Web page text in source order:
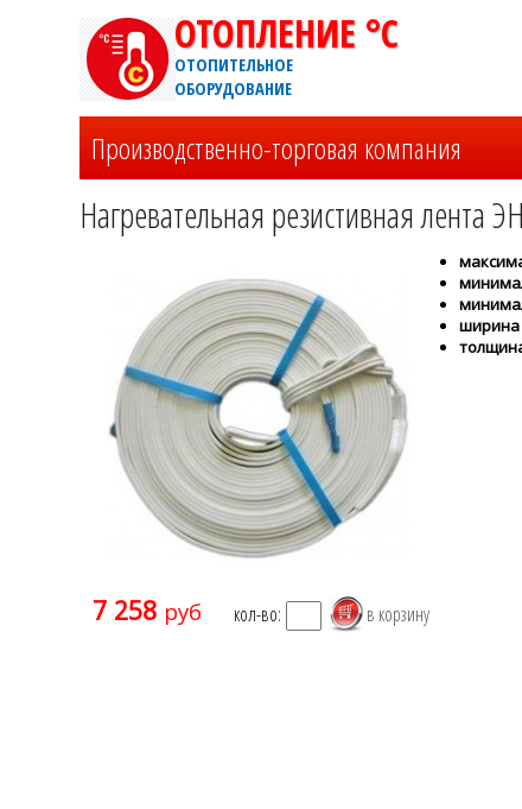
ОТОПЛЕНИЕ °C
ОТОПИТЕЛЬНОЕ
ОБОРУДОВАНИЕ
Производственно-торговая компания
Нагревательная резистивная лента
7 258 руб кол-во:
ширина